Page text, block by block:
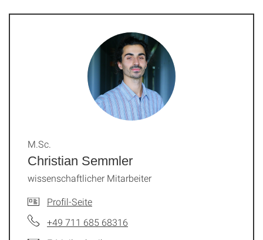
Christian Semmler
M.Sc.
wissenschaftlicher Mitarbeiter
Profil-Seite
+49 711 685 68316